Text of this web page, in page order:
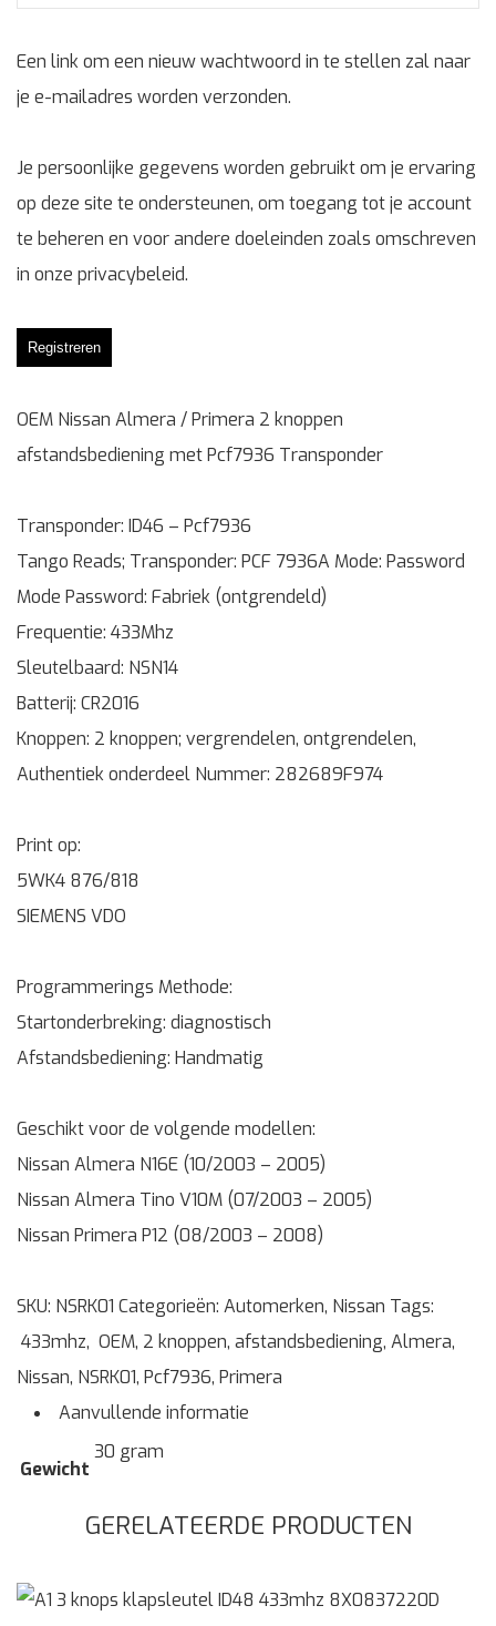
Een link om een nieuw wachtwoord in te stellen zal naar
je e-mailadres worden verzonden.
Je persoonlijke gegevens worden gebruikt om je ervaring
op deze site te ondersteunen, om toegang tot je account
te beheren en voor andere doeleinden zoals omschreven
in onze privacybeleid.
Registreren
OEM Nissan Almera / Primera 2 knoppen
afstandsbediening met Pcf7936 Transponder
Transponder: ID46 – Pcf7936
Tango Reads; Transponder: PCF 7936A Mode: Password
Mode Password: Fabriek (ontgrendeld)
Frequentie: 433Mhz
Sleutelbaard: NSN14
Batterij: CR2016
Knoppen: 2 knoppen; vergrendelen, ontgrendelen,
Authentiek onderdeel Nummer: 282689F974
Print op:
5WK4 876/818
SIEMENS VDO
Programmerings Methode:
Startonderbreking: diagnostisch
Afstandsbediening: Handmatig
Geschikt voor de volgende modellen:
Nissan Almera N16E (10/2003 – 2005)
Nissan Almera Tino V10M (07/2003 – 2005)
Nissan Primera P12 (08/2003 – 2008)
SKU: NSRK01 Categorieën: Automerken, Nissan Tags:
433mhz, OEM, 2 knoppen, afstandsbediening, Almera,
Nissan, NSRK01, Pcf7936, Primera
Aanvullende informatie
Gewicht
30 gram
GERELATEERDE PRODUCTEN